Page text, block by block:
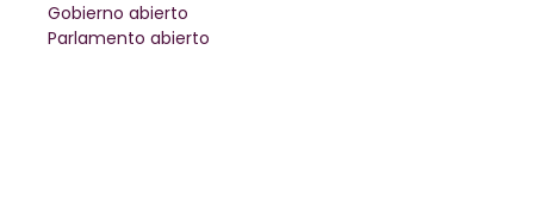
Gobierno abierto
Parlamento abierto